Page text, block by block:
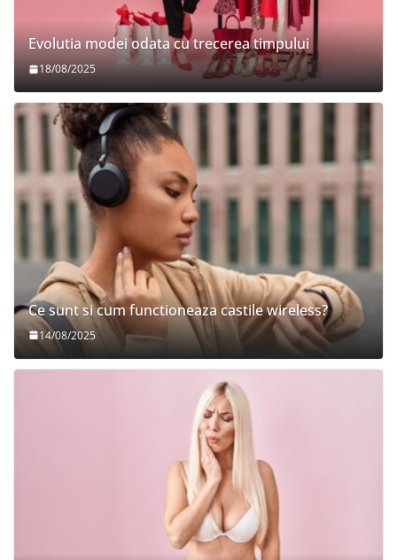
Evolutia modei odata cu trecerea timpului
18/08/2025
Ce sunt si cum functioneaza castile wireless?
14/08/2025